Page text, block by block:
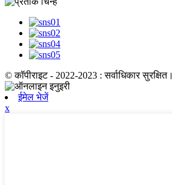
© कॉपीराइट - 2022-2023 : सर्वाधिकार सुरक्षित।
ईमेल भेजें
x